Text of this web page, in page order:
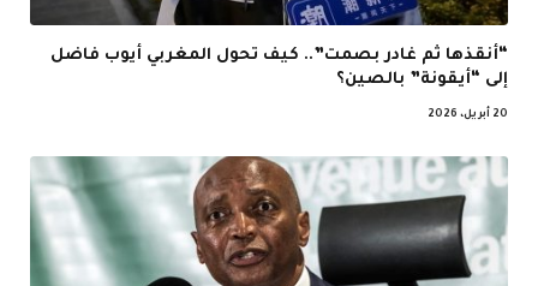
“أنقذها ثم غادر بصمت”.. كيف تحول المغربي أيوب فاضل
إلى “أيقونة” بالصين؟
20 أبريل، 2026